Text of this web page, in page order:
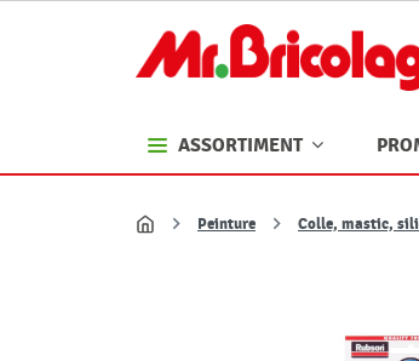
ASSORTIMENT
Accueil
Peinture Colle, mastic,